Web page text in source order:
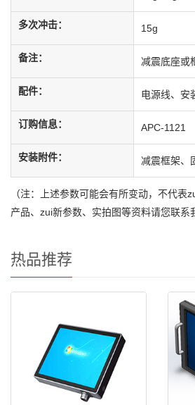
多次冲击： 15g
备注： 减震底座或
配件： 电源线、安
订购信息： APC-1121
安装附件： 减震框架、
（注：上述参数可能会有所变动，不代表
产品、zui新参数、实拍图等资料请您联系
热品推荐